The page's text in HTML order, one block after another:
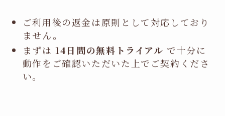
ご利用後の返金は原則として対応しており
ません。
まずは14日間の無料トライアル で十分に
動作をご確認いただいた上でご契約くださ
い。